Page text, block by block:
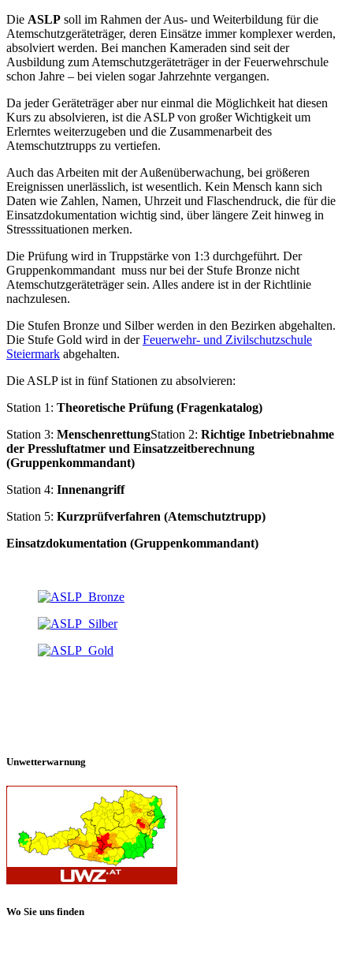
Die ASLP soll im Rahmen der Aus- und Weiterbildung für die
Atemschutzgeräteträger, deren Einsätze immer komplexer werden,
absolviert werden. Bei manchen Kameraden sind seit der
Ausbildung zum Atemschutzgeräteträger in der Feuerwehrschule
schon Jahre – bei vielen sogar Jahrzehnte vergangen.
Da jeder Geräteträger aber nur einmal die Möglichkeit hat diesen
Kurs zu absolvieren, ist die ASLP von großer Wichtigkeit um
Erlerntes weiterzugeben und die Zusammenarbeit des
Atemschutztrupps zu vertiefen.
Auch das Arbeiten mit der Außenüberwachung, bei größeren
Ereignissen unerlässlich, ist wesentlich. Kein Mensch kann sich
Daten wie Zahlen, Namen, Uhrzeit und Flaschendruck, die für die
Einsatzdokumentation wichtig sind, über längere Zeit hinweg in
Stresssituationen merken.
Die Prüfung wird in Truppstärke von 1:3 durchgeführt. Der
Gruppenkommandant muss nur bei der Stufe Bronze nicht
Atemschutzgeräteträger sein. Alles andere ist in der Richtlinie
nachzulesen.
Die Stufen Bronze und Silber werden in den Bezirken abgehalten.
Die Stufe Gold wird in derFeuerwehr- und Zivilschutzschule
Steiermark abgehalten.
Die ASLP ist in fünf Stationen zu absolvieren:
Station 1: Theoretische Prüfung (Fragenkatalog)
Station 3: MenschenrettungStation 2: Richtige Inbetriebnahme
der Pressluftatmer und Einsatzzeitberechnung
(Gruppenkommandant)
Station 4: Innenangriff
Station 5: Kurzprüfverfahren (Atemschutztrupp)
Einsatzdokumentation (Gruppenkommandant)
Unwetterwarnung
Wo Sie uns finden